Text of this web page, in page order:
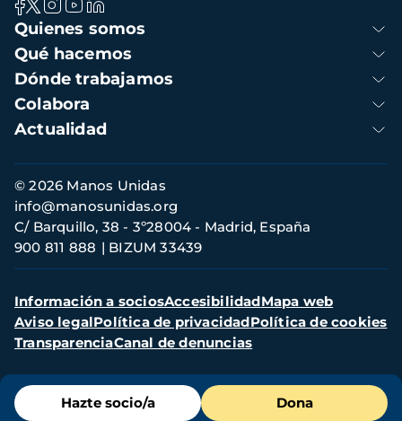
Menú
de
Hazte socio/a Dona
Navegación
principal
Quienes somos
Qué hacemos
Dónde trabajamos
Colabora
Actualidad
Información
de
contacto
© 2026 Manos Unidas
C/ Barquillo, 38 - 3º28004 - Madrid, España
900 811 888
BIZUM 33439
info@manosunidas.org
Menú
secundario
Información a sociosAccesibilidadMapa web
Aviso legalPolítica de privacidadPolítica de cookies
TransparenciaCanal de denuncias